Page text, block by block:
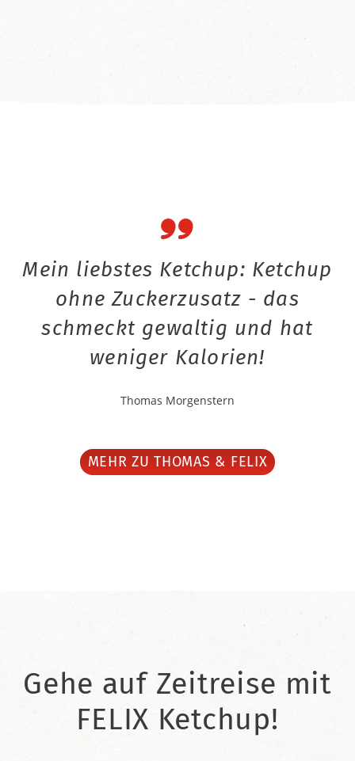
Mein liebstes Ketchup: Ketchup
ohne Zuckerzusatz - das
schmeckt gewaltig und hat
weniger Kalorien!
Thomas Morgenstern
MEHR ZU THOMAS & FELIX
Gehe auf Zeitreise mit
FELIX Ketchup!